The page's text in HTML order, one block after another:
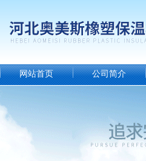
网站首页 公司简介